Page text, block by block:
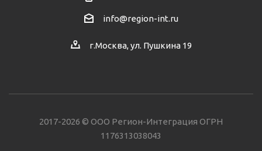
info@region-int.ru
г.Москва, ул. Пушкина 19
2017-2026 © ООО Регион-Интеграция ОГРН
1176313038043